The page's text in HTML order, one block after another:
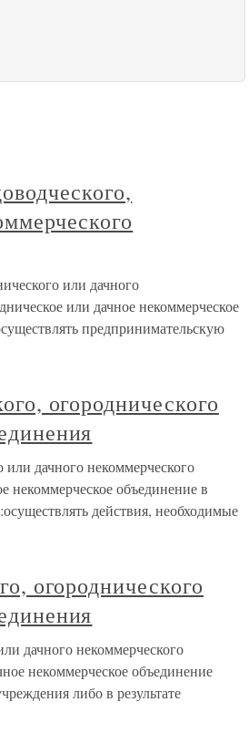
или дачного
или дачное некоммерческое
предпринимательскую
огороднического
или дачного некоммерческого
некоммерческое объединение в
действия, необходимые
огороднического
дачного некоммерческого
некоммерческое объединение
либо в результате